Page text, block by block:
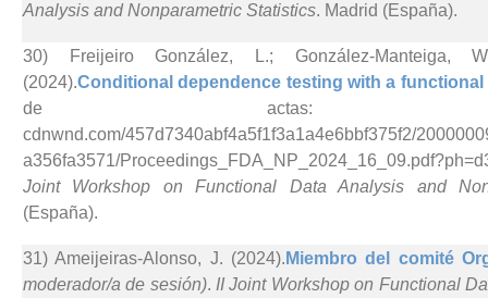
Analysis and Nonparametric Statistics. Madrid (España).
30) Freijeiro González, L.; González-Manteiga,
(2024).Conditional dependence testing with a functional
de actas: https://
cdnwnd.com/457d7340abf4a5f1f3a1a4e6bbf375f2/
a356fa3571/
Joint Workshop on Functional Data Analysis and
(España).
31) Ameijeiras-Alonso, J. (2024). Miembro del comité
moderador/a de sesión). II Joint Workshop on Functional